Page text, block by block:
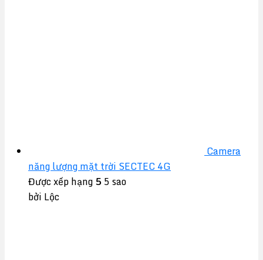
Camera
năng lượng mặt trời SECTEC 4G
Được xếp hạng5 5 sao
bởi Lộc